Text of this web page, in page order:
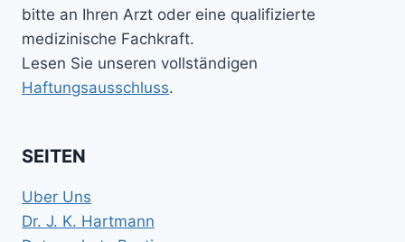
bitte an Ihren Arzt oder eine qualifizierte
medizinische Fachkraft.
Lesen Sie unseren vollständigen
Haftungsausschluss.
SEITEN
Uber Uns
Dr. J. K. Hartmann